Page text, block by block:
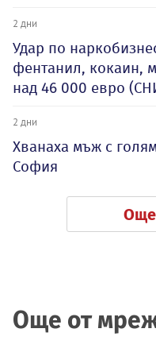
2 дни
Удар по
фентанил, кокаин,
над 46 000 евро
2 дни
Хванаха мъж с
София
Още от